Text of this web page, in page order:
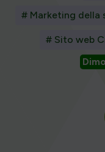
# Marketing della
# Sito web